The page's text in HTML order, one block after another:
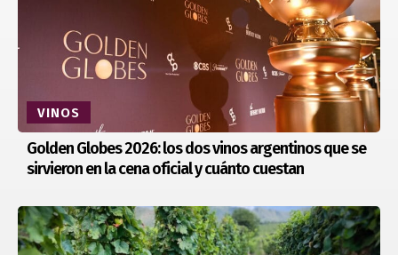
VINOS
Golden Globes 2026: los dos vinos argentinos que se
sirvieron en la cena oficial y cuánto cuestan